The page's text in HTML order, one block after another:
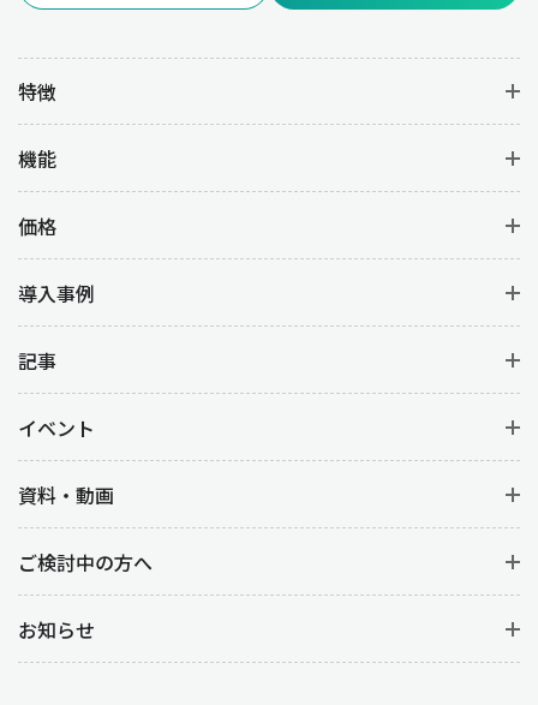
特徴
機能
価格
導入事例
記事
イベント
資料・動画
ご検討中の方へ
お知らせ